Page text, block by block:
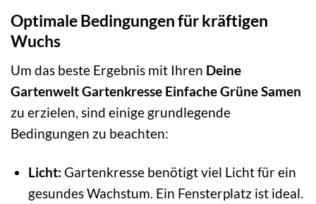
Optimale Bedingungen für kräftigen
Wuchs
Um das beste Ergebnis mit Ihren Deine
Gartenwelt Gartenkresse Einfache Grüne Samen
zu erzielen, sind einige grundlegende
Bedingungen zu beachten:
Licht: Gartenkresse benötigt viel Licht für ein
gesundes Wachstum. Ein Fensterplatz ist ideal.